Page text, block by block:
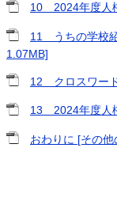
10 2024年度人
11 うちの学校
1.07MB]
12 クロスワー
13 2024年度人
おわりに [その